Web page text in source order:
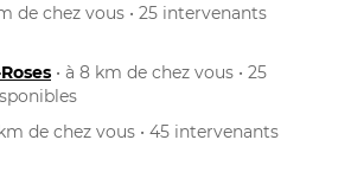
de chez vous • 25 intervenants
• à 8 km de chez vous • 25
km de chez vous • 45 intervenants